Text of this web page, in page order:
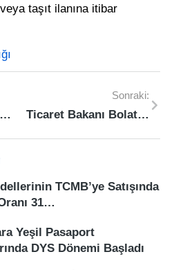
taşıt ilanına itibar
Ticaret Bakanlığı’ndan İhracatçılara Ücretsiz Eğitim Programı
Sonraki:
Ticaret Bakanı Bolat: “Kadın Girişimcilerin İhracata Katkısı 62 Milyar Doları Aştı”
TCMB’ye Satışında
31…
Yeşil Pasaport
DYS Dönemi Başladı